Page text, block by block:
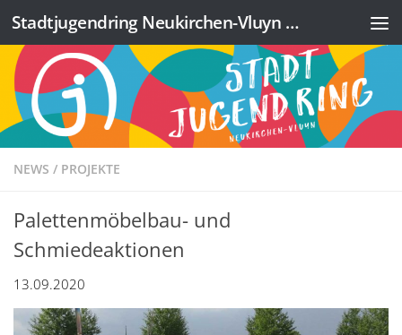
Zum Inhalt springen Stadtjugendring Neukirchen-Vluyn e.V.
NEWS / PROJEKTE
Palettenmöbelbau- und
Schmiedeaktionen
13.09.2020